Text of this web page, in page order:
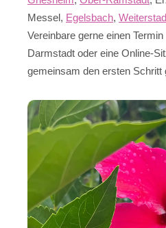
Messel, Egelsbach,
Vereinbare gerne einen
Darmstadt oder eine Online-
gemeinsam den ersten Schritt